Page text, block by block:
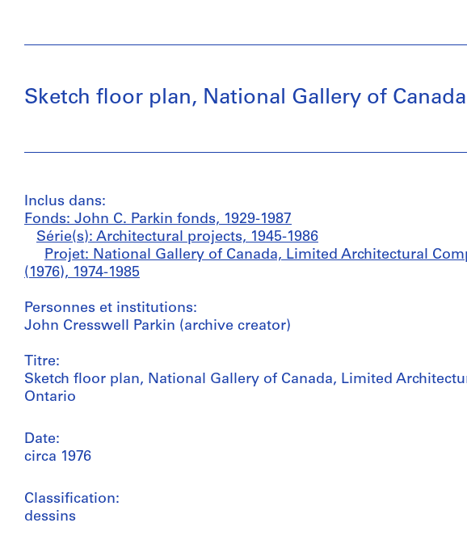
Sketch floor plan, National Gallery of
Inclus dans:
Fonds: John C. Parkin fonds, 1929-1987
Série(s): Architectural projects, 1945-1986
Projet: National Gallery of Canada, Limited Architectural
(1976), 1974-1985
Personnes et institutions:
John Cresswell Parkin (archive creator)
Titre:
Sketch floor plan, National Gallery of Canada, Limited
Ontario
Date:
circa 1976
Classification:
dessins